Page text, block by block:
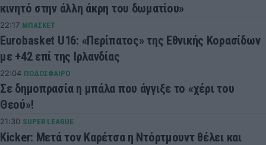
κινητό στην άλλη άκρη του δωματίου»
22:17 ΜΠΑΣΚΕΤ
Eurobasket U16: «Περίπατος» της Εθνικής Κορασίδων
με +42 επί της Ιρλανδίας
22:04 ΠΟΔΟΣΦΑΙΡΟ
Σε δημοπρασία η μπάλα που άγγιξε το «χέρι του
Θεού»!
21:30 SUPER LEAGUE
Kicker: Μετά τον Καρέτσα η Ντόρτμουντ θέλει και